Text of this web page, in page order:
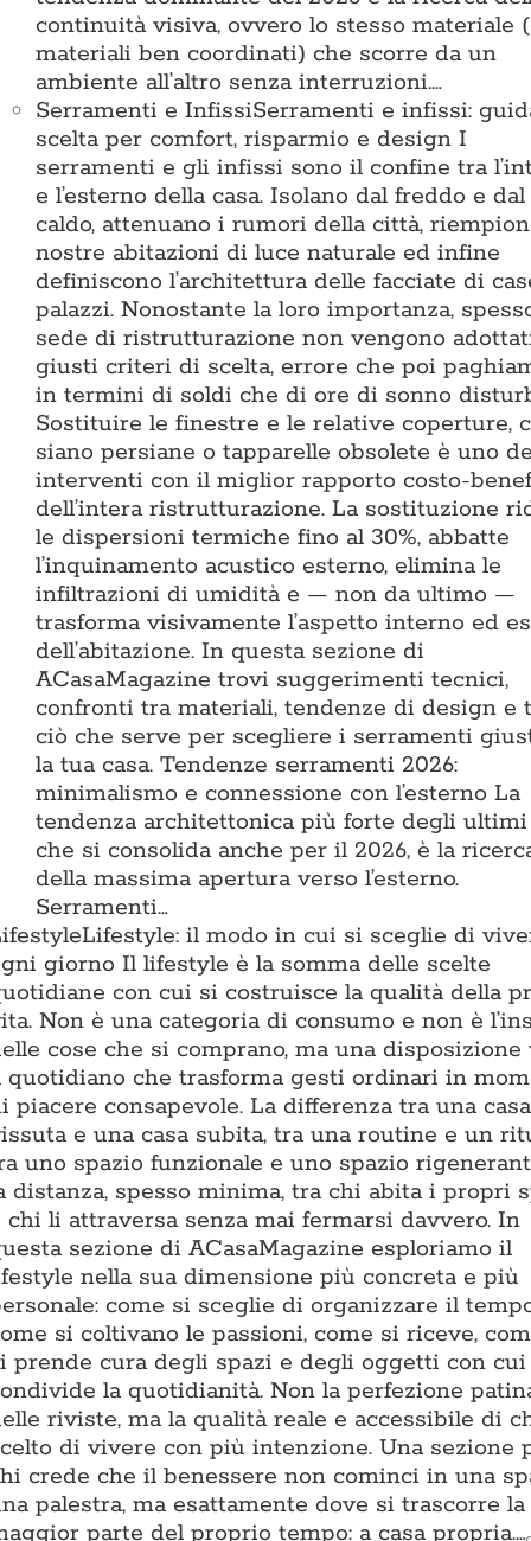
continuità visiva, ovvero lo stesso materiale
materiali ben coordinati) che scorre da un
ambiente all’altro senza interruzioni.…
Serramenti e InfissiSerramenti e infissi:
scelta per comfort, risparmio e design I
serramenti e gli infissi sono il confine tra
e l’esterno della casa. Isolano dal freddo e dal
caldo, attenuano i rumori della città,
nostre abitazioni di luce naturale ed infine
definiscono l’architettura delle facciate di
palazzi. Nonostante la loro importanza,
sede di ristrutturazione non vengono
giusti criteri di scelta, errore che poi
in termini di soldi che di ore di sonno
Sostituire le finestre e le relative coperture,
siano persiane o tapparelle obsolete è uno
interventi con il miglior rapporto costo-
dell’intera ristrutturazione. La sostituzione
le dispersioni termiche fino al 30%, abbatte
l’inquinamento acustico esterno, elimina le
infiltrazioni di umidità e — non da ultimo —
trasforma visivamente l’aspetto interno ed
dell’abitazione. In questa sezione di
ACasaMagazine trovi suggerimenti tecnici,
confronti tra materiali, tendenze di design e
ciò che serve per scegliere i serramenti
la tua casa. Tendenze serramenti 2026:
minimalismo e connessione con l’esterno La
tendenza architettonica più forte degli ultimi
che si consolida anche per il 2026, è la
della massima apertura verso l’esterno.
Serramenti…
Lifestyle: il modo in cui si sceglie di
giorno Il lifestyle è la somma delle scelte
con cui si costruisce la qualità della
Non è una categoria di consumo e non è
cose che si comprano, ma una disposizione
quotidiano che trasforma gesti ordinari in
piacere consapevole. La differenza tra una casa
e una casa subita, tra una routine e un
uno spazio funzionale e uno spazio
distanza, spesso minima, tra chi abita i propri
chi li attraversa senza mai fermarsi davvero. In
sezione di ACasaMagazine esploriamo il
nella sua dimensione più concreta e più
come si sceglie di organizzare il
si coltivano le passioni, come si riceve,
prende cura degli spazi e degli oggetti con
la quotidianità. Non la perfezione
riviste, ma la qualità reale e accessibile di
di vivere con più intenzione. Una sezione
crede che il benessere non cominci in una
palestra, ma esattamente dove si trascorre la
parte del proprio tempo: a casa propria.…